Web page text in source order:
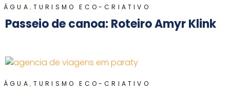
ÁGUA , TURISMO ECO-CRIATIVO
Passeio de canoa: Roteiro Amyr Klink
ÁGUA , TURISMO ECO-CRIATIVO